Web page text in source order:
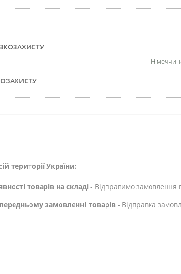
території України:
товарів на складі - Відправимо замовлення
замовленні товарів- Відправка